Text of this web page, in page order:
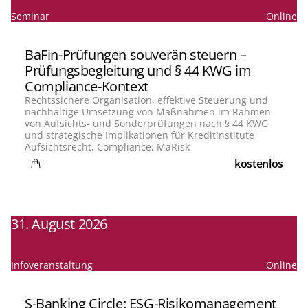
Seminar Online
BaFin-Prüfungen souverän steuern –
Prüfungsbegleitung und § 44 KWG im
Compliance-Kontext
Rechtssichere Organisation, effektive Steuerung und
nachhaltige Umsetzung von Maßnahmen im Rahmen
von Aufsichts- und Sonderprüfungen nach § 44 KWG
und strategische Implikationen für Kreditinstitute
Aufsichtsrecht, Compliance, MaRisk
kostenlos
31. August 2026
Infoveranstaltung Online
S-Banking Circle: ESG-Risikomanagement